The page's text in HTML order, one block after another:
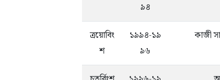
৯৪
ত্রয়োবিং
শ
১৯৯৪-১৯
৯৬
কাজী